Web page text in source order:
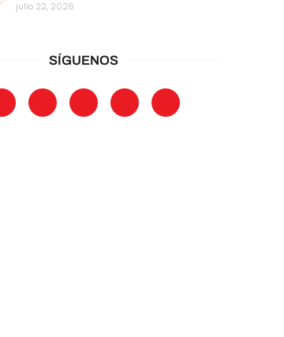
julio 22, 2026
SÍGUENOS